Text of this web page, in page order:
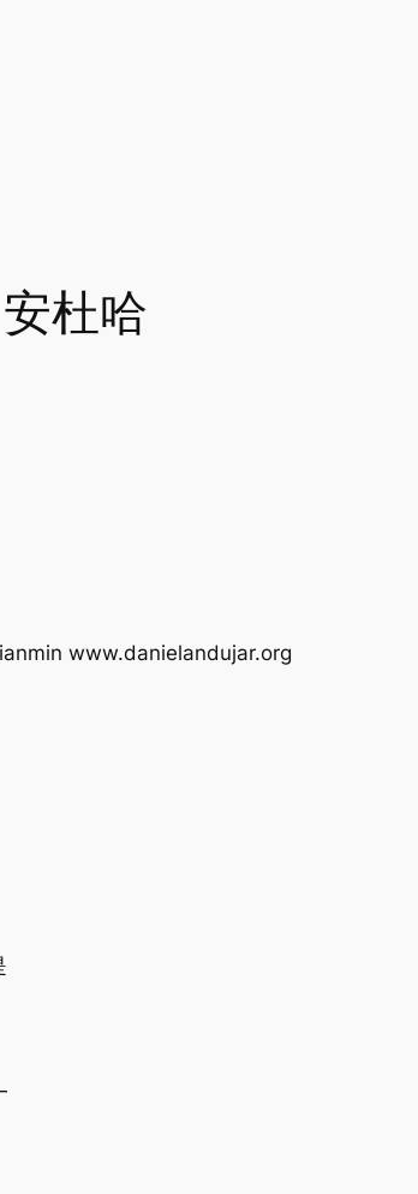
杜哈
www.danielandujar.org